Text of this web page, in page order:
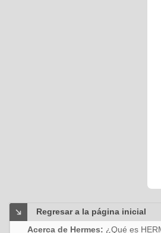
Regresar a la página inicial
Acerca de Hermes: ¿Qué es